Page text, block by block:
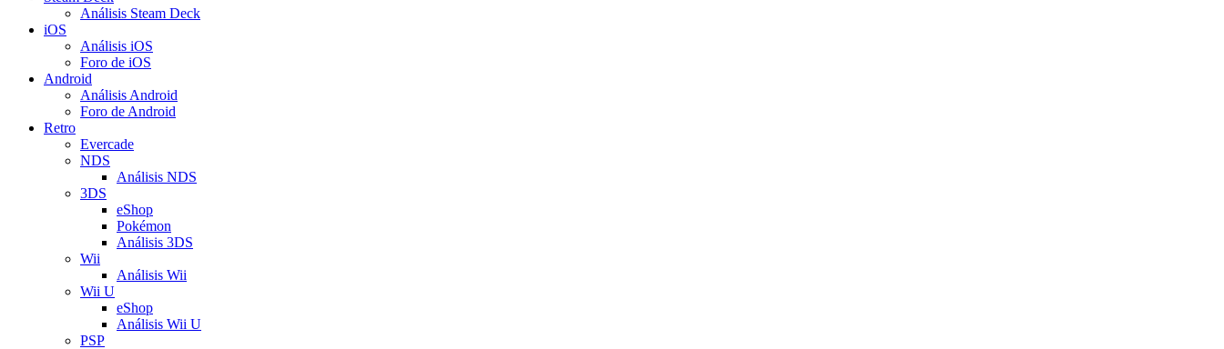
Análisis Steam Deck
iOS
Análisis iOS
Foro de iOS
Android
Análisis Android
Foro de Android
Retro
Evercade
NDS
Análisis NDS
3DS
eShop
Pokémon
Análisis 3DS
Wii
Análisis Wii
Wii U
eShop
Análisis Wii U
PSP